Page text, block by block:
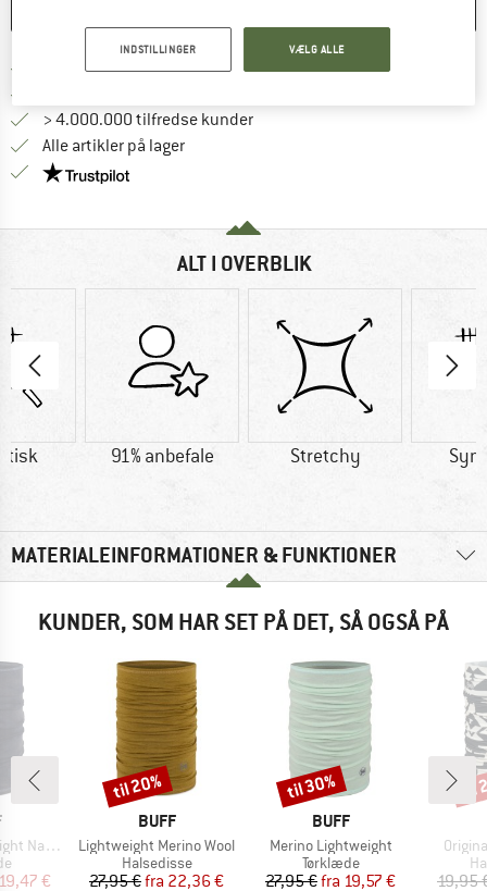
Portofri fra 69 € (DK)Find oplysninger om forsendelse her!
> 4.000.000 tilfredse kunder
Alle artikler på lager
Vi er Trustpilot-certificeret - oplysningerne får du
ALT I OVERBLIK
91% anbefale Stretchy
MATERIALEINFORMATIONER & FUNKTIONER
KUNDER, SOM HAR SET PÅ DET, SÅ OGSÅ PÅ
Dye
pris
€
MÆRKE
BUFF
Artikel
Lightweight Merino Wool
Produktgruppe
Halsedisse
Pris
27,95 € Nedsat pris
fra 22,36 €
Rabat
til 20%
MÆRKE
BUFF
Artikel
Merino Lightweight
Produktgruppe
Tørklæde
Pris
27,95 € Nedsat pris
fra 19,57 €
Rabat
til 30%
Artikel
19,95
INDSTILLINGER VÆLG ALLE